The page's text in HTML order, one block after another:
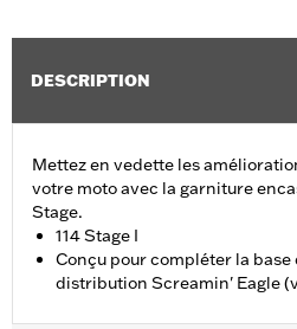
DESCRIPTION
Mettez en vedette les
votre moto avec la garniture
Stage.
114 Stage I
Conçu pour compléter la
distribution Screamin' Eagle